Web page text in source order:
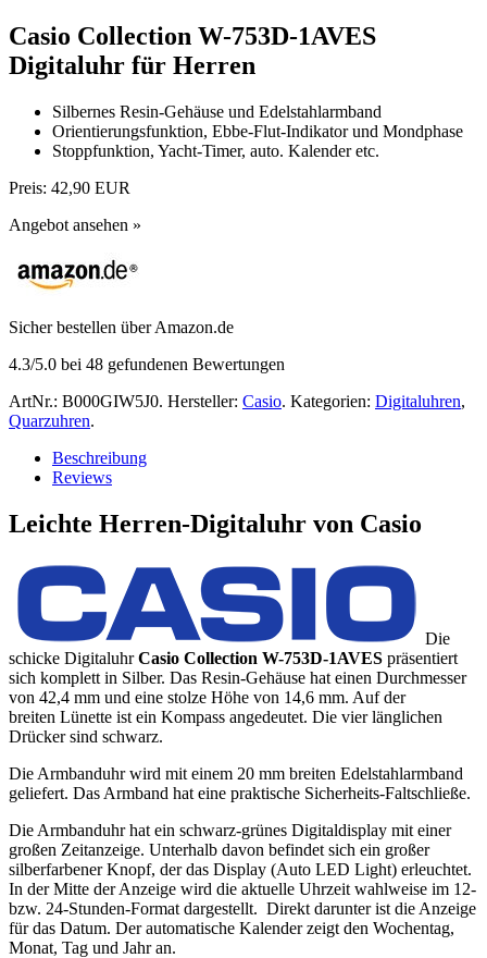
Casio Collection W-753D-1AVES
Digitaluhr für Herren
Silbernes Resin-Gehäuse und Edelstahlarmband
Orientierungsfunktion, Ebbe-Flut-Indikator und Mondphase
Stoppfunktion, Yacht-Timer, auto. Kalender etc.
Preis: 42,90 EUR
Angebot ansehen »
Sicher bestellen über Amazon.de
4.3/5.0 bei 48 gefundenen Bewertungen
ArtNr.: B000GIW5J0. Hersteller: Casio. Kategorien: Digitaluhren,
Quarzuhren.
Beschreibung
Reviews
Leichte Herren-Digitaluhr von Casio
Die
schicke DigitaluhrCasio Collection W-753D-1AVES präsentiert
sich komplett in Silber. Das Resin-Gehäuse hat einen Durchmesser
von 42,4 mm und eine stolze Höhe von 14,6 mm. Auf der
breiten Lünette ist ein Kompass angedeutet. Die vier länglichen
Drücker sind schwarz.
Die Armbanduhr wird mit einem 20 mm breiten Edelstahlarmband
geliefert. Das Armband hat eine praktische Sicherheits-Faltschließe.
Die Armbanduhr hat ein schwarz-grünes Digitaldisplay mit einer
großen Zeitanzeige. Unterhalb davon befindet sich ein großer
silberfarbener Knopf, der das Display (Auto LED Light) erleuchtet.
In der Mitte der Anzeige wird die aktuelle Uhrzeit wahlweise im 12-
bzw. 24-Stunden-Format dargestellt. Direkt darunter ist die Anzeige
für das Datum. Der automatische Kalender zeigt den Wochentag,
Monat, Tag und Jahr an.